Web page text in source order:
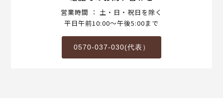
営業時間 ： 土・日・祝日を除く
平日午前10:00～午後5:00まで
0570-037-030(代表）